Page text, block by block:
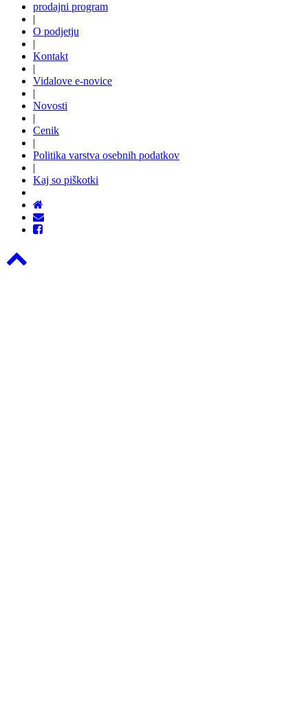
prodajni program
|
O podjetju
|
Kontakt
|
Vidalove e-novice
|
Novosti
|
Cenik
|
Politika varstva osebnih podatkov
|
Kaj so piškotki